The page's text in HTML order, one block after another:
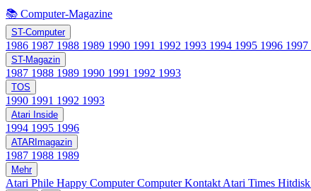
📚 Computer-Magazine
ST-Computer
1986 1987 1988 1989 1990 1991 1992 1993 1994 1995 1996 1997
ST-Magazin
1987 1988 1989 1990 1991 1992 1993
TOS
1990 1991 1992 1993
Atari Inside
1994 1995 1996
ATARImagazin
1987 1988 1989
Mehr
Atari Phile Happy ComputerComputer Kontakt Atari Times Hitdisk